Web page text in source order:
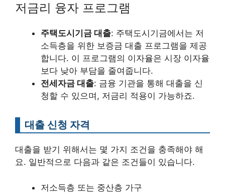
저금리 융자 프로그램
주택도시기금 대출: 주택도시기금에서는 저
소득층을 위한 보증금 대출 프로그램을 제공
합니다. 이 프로그램의 이자율은 시장 이자율
보다 낮아 부담을 줄여줍니다.
전세자금 대출: 금융 기관을 통해 대출을 신
청할 수 있으며, 저금리 적용이 가능하죠.
대출 신청 자격
대출을 받기 위해서는 몇 가지 조건을 충족해야 해
요. 일반적으로 다음과 같은 조건들이 있습니다.
저소득층 또는 중산층 가구